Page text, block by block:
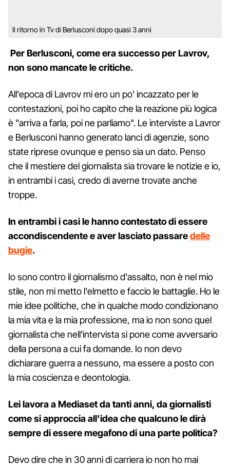
Il ritorno in Tv di Berlusconi dopo quasi 3 anni
Per Berlusconi, come era successo per Lavrov,
non sono mancate le critiche.
All'epoca di Lavrov mi ero un po' incazzato per le
contestazioni, poi ho capito che la reazione più logica
è "arriva a farla, poi ne parliamo". Le interviste a Lavror
e Berlusconi hanno generato lanci di agenzie, sono
state riprese ovunque e penso sia un dato. Penso
che il mestiere del giornalista sia trovare le notizie e io,
in entrambi i casi, credo di averne trovate anche
troppe.
In entrambi i casi le hanno contestato di essere
accondiscendente e aver lasciato passaredelle
bugie.
Io sono contro il giornalismo d'assalto, non è nel mio
stile, non mi metto l'elmetto e faccio le battaglie. Ho le
mie idee politiche, che in qualche modo condizionano
la mia vita e la mia professione, ma io non sono quel
giornalista che nell'intervista si pone come avversario
della persona a cui fa domande. Io non devo
dichiarare guerra a nessuno, ma essere a posto con
la mia coscienza e deontologia.
Lei lavora a Mediaset da tanti anni, da giornalisti
come si approccia all'idea che qualcuno le dirà
sempre di essere megafono di una parte politica?
Devo dire che in 30 anni di carriera io non ho mai